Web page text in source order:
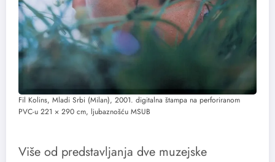
Fil Kolins, Mladi Srbi (Milan), 2001. digitalna štampa na perforiranom
PVC-u 221 × 290 cm, ljubaznošću MSUB
Više od predstavljanja dve muzejske